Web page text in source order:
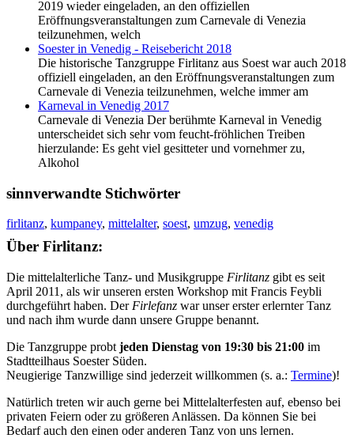
2019 wieder eingeladen, an den offiziellen
Eröffnungsveranstaltungen zum Carnevale di Venezia
teilzunehmen, welch
Soester in Venedig - Reisebericht 2018
Die historische Tanzgruppe Firlitanz aus Soest war auch 2018
offiziell eingeladen, an den Eröffnungsveranstaltungen zum
Carnevale di Venezia teilzunehmen, welche immer am
Karneval in Venedig 2017
Carnevale di Venezia Der berühmte Karneval in Venedig
unterscheidet sich sehr vom feucht-fröhlichen Treiben
hierzulande: Es geht viel gesitteter und vornehmer zu,
Alkohol
sinnverwandte Stichwörter
firlitanz, kumpaney, mittelalter, soest, umzug, venedig
Über Firlitanz:
Die mittelalterliche Tanz- und Musikgruppe Firlitanz gibt es seit
April 2011, als wir unseren ersten Workshop mit Francis Feybli
durchgeführt haben. Der Firlefanz war unser erster erlernter Tanz
und nach ihm wurde dann unsere Gruppe benannt.
Die Tanzgruppe probt jeden Dienstag von 19:30 bis 21:00 im
Stadtteilhaus Soester Süden.
Neugierige Tanzwillige sind jederzeit willkommen (s. a.: Termine)!
Natürlich treten wir auch gerne bei Mittelalterfesten auf, ebenso bei
privaten Feiern oder zu größeren Anlässen. Da können Sie bei
Bedarf auch den einen oder anderen Tanz von uns lernen.